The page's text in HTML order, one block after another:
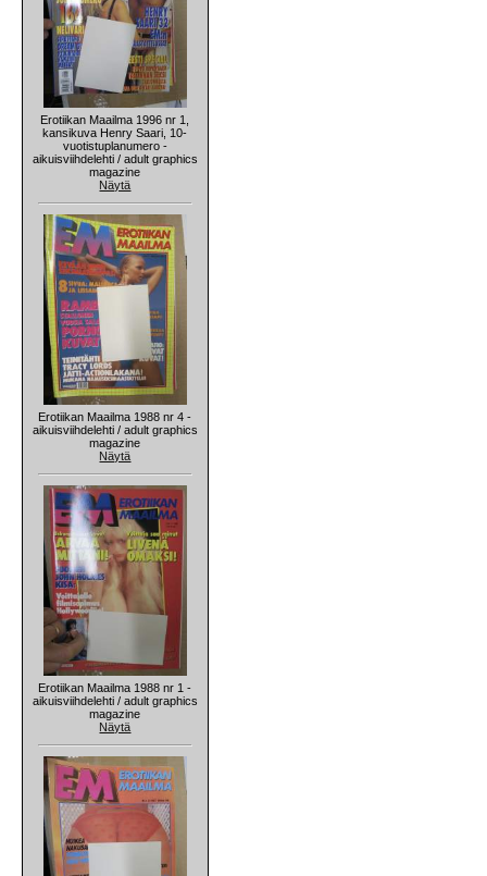
Erotiikan Maailma 1996 nr 1,
kansikuva Henry Saari, 10-
vuotistuplanumero -
aikuisviihdelehti / adult graphics
magazine
Näytä
Erotiikan Maailma 1988 nr 4 -
aikuisviihdelehti / adult graphics
magazine
Näytä
Erotiikan Maailma 1988 nr 1 -
aikuisviihdelehti / adult graphics
magazine
Näytä